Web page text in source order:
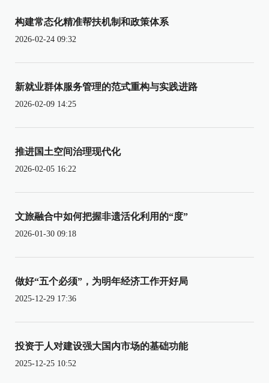
构建常态化精准帮扶机制和政策体系
2026-02-24 09:32
新就业群体服务管理的范式重构与实践进路
2026-02-09 14:25
推进国土空间治理现代化
2026-02-05 16:22
文旅融合中如何把握非遗活化利用的“度”
2026-01-30 09:18
做好“五个必须”，为明年经济工作开好局
2025-12-29 17:36
投资于人对建设强大国内市场的基础功能
2025-12-25 10:52